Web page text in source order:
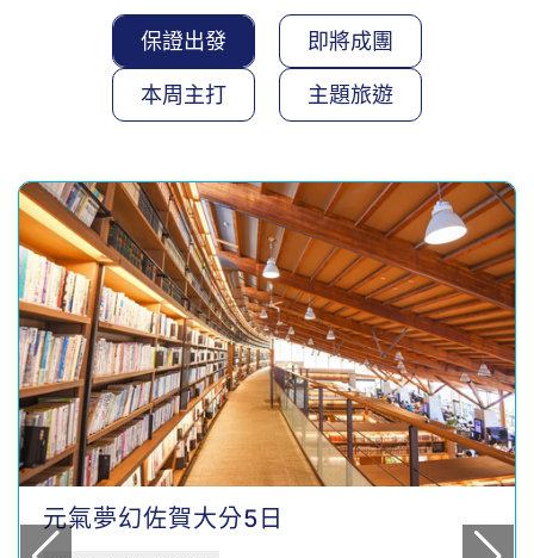
保證出發 即將成團
本周主打 主題旅遊
元氣夢幻佐賀大分5日